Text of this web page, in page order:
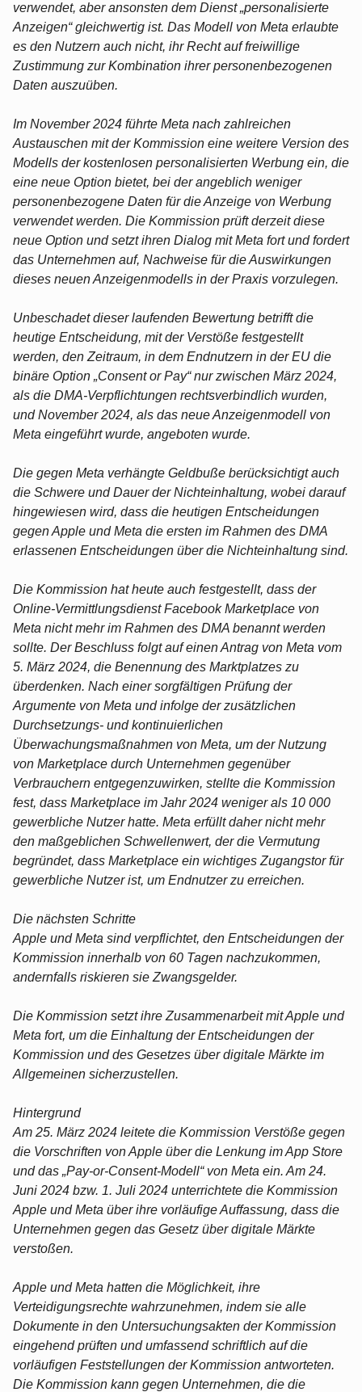
verwendet, aber ansonsten dem Dienst „personalisierte
Anzeigen“ gleichwertig ist. Das Modell von Meta erlaubte
es den Nutzern auch nicht, ihr Recht auf freiwillige
Zustimmung zur Kombination ihrer personenbezogenen
Daten auszuüben.
Im November 2024 führte Meta nach zahlreichen
Austauschen mit der Kommission eine weitere Version des
Modells der kostenlosen personalisierten Werbung ein, die
eine neue Option bietet, bei der angeblich weniger
personenbezogene Daten für die Anzeige von Werbung
verwendet werden. Die Kommission prüft derzeit diese
neue Option und setzt ihren Dialog mit Meta fort und fordert
das Unternehmen auf, Nachweise für die Auswirkungen
dieses neuen Anzeigenmodells in der Praxis vorzulegen.
Unbeschadet dieser laufenden Bewertung betrifft die
heutige Entscheidung, mit der Verstöße festgestellt
werden, den Zeitraum, in dem Endnutzern in der EU die
binäre Option „Consent or Pay“ nur zwischen März 2024,
als die DMA-Verpflichtungen rechtsverbindlich wurden,
und November 2024, als das neue Anzeigenmodell von
Meta eingeführt wurde, angeboten wurde.
Die gegen Meta verhängte Geldbuße berücksichtigt auch
die Schwere und Dauer der Nichteinhaltung, wobei darauf
hingewiesen wird, dass die heutigen Entscheidungen
gegen Apple und Meta die ersten im Rahmen des DMA
erlassenen Entscheidungen über die Nichteinhaltung sind.
Die Kommission hat heute auch festgestellt, dass der
Online-Vermittlungsdienst Facebook Marketplace von
Meta nicht mehr im Rahmen des DMA benannt werden
sollte. Der Beschluss folgt auf einen Antrag von Meta vom
5. März 2024, die Benennung des Marktplatzes zu
überdenken. Nach einer sorgfältigen Prüfung der
Argumente von Meta und infolge der zusätzlichen
Durchsetzungs- und kontinuierlichen
Überwachungsmaßnahmen von Meta, um der Nutzung
von Marketplace durch Unternehmen gegenüber
Verbrauchern entgegenzuwirken, stellte die Kommission
fest, dass Marketplace im Jahr 2024 weniger als 10 000
gewerbliche Nutzer hatte. Meta erfüllt daher nicht mehr
den maßgeblichen Schwellenwert, der die Vermutung
begründet, dass Marketplace ein wichtiges Zugangstor für
gewerbliche Nutzer ist, um Endnutzer zu erreichen.
Die nächsten Schritte
Apple und Meta sind verpflichtet, den Entscheidungen der
Kommission innerhalb von 60 Tagen nachzukommen,
andernfalls riskieren sie Zwangsgelder.
Die Kommission setzt ihre Zusammenarbeit mit Apple und
Meta fort, um die Einhaltung der Entscheidungen der
Kommission und des Gesetzes über digitale Märkte im
Allgemeinen sicherzustellen.
Hintergrund
Am 25. März 2024 leitete die Kommission Verstöße gegen
die Vorschriften von Apple über die Lenkung im App Store
und das „Pay-or-Consent-Modell“ von Meta ein. Am 24.
Juni 2024 bzw. 1. Juli 2024 unterrichtete die Kommission
Apple und Meta über ihre vorläufige Auffassung, dass die
Unternehmen gegen das Gesetz über digitale Märkte
verstoßen.
Apple und Meta hatten die Möglichkeit, ihre
Verteidigungsrechte wahrzunehmen, indem sie alle
Dokumente in den Untersuchungsakten der Kommission
eingehend prüften und umfassend schriftlich auf die
vorläufigen Feststellungen der Kommission antworteten.
Die Kommission kann gegen Unternehmen, die die